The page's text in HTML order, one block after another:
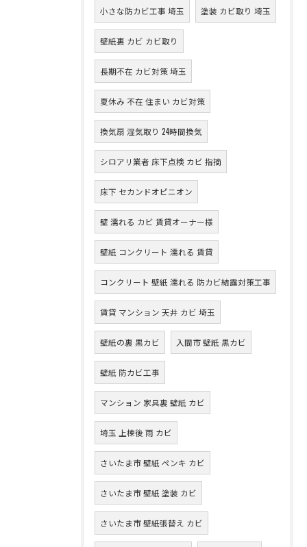
小さな防カビ工事 埼玉 塗装 カビ取り 埼玉
壁紙裏 カビ カビ取り
長期不在 カビ対策 埼玉
夏休み 不在 住まい カビ対策
換気扇 湿気取り 24時間換気
シロアリ業者 床下点検 カビ 指摘
床下 セカンドオピニオン
壁 濡れる カビ 賃貸オーナー様
壁紙 コンクリート 濡れる 賃貸
コンクリート 壁紙 濡れる 防カビ結露対策工事
賃貸 マンション 天井 カビ 埼玉
壁紙の裏 黒カビ 入間市 壁紙 黒カビ
壁紙 防カビ工事
マンション 家具裏 壁紙 カビ
埼玉 上棟後 雨 カビ
さいたま市 壁紙 ペンキ カビ
さいたま市 壁紙 塗装 カビ
さいたま市 壁紙張替え カビ